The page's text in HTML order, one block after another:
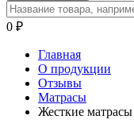
0 ₽
Главная
О продукции
Отзывы
Матрасы
Жесткие